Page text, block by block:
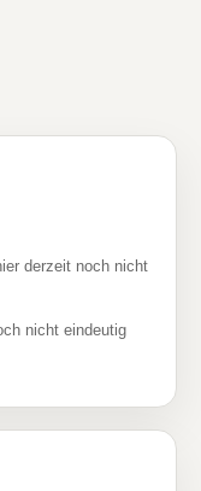
derzeit noch nicht
nicht eindeutig